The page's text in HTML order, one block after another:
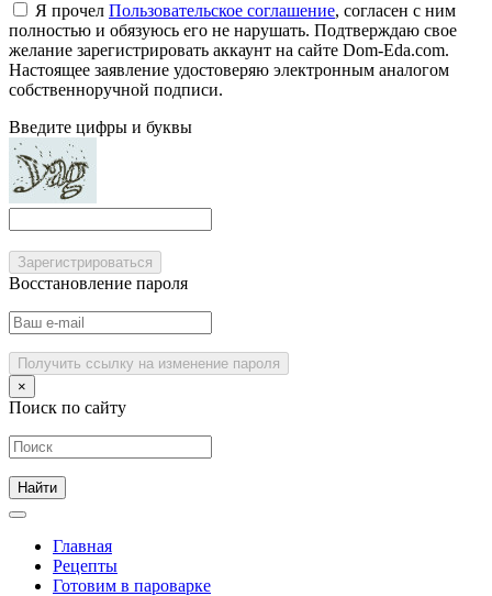
Я прочел Пользовательское соглашение, согласен с ним
полностью и обязуюсь его не нарушать. Подтверждаю свое
желание зарегистрировать аккаунт на сайте Dom-Eda.com.
Настоящее заявление удостоверяю электронным аналогом
собственноручной подписи.
Введите цифры и буквы
Зарегистрироваться
Восстановление пароля
Получить ссылку на изменение пароля
×
Поиск по сайту
Главная
Рецепты
Готовим в пароварке